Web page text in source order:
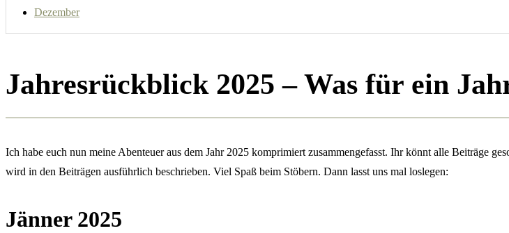
Dezember
Jahresrückblick 2025 – Was für ein
Ich habe euch nun meine Abenteuer aus dem Jahr 2025 komprimiert zusammengefasst. Ihr könnt alle Beiträge
wird in den Beiträgen ausführlich beschrieben. Viel Spaß beim Stöbern. Dann lasst uns mal loslegen:
Jänner 2025